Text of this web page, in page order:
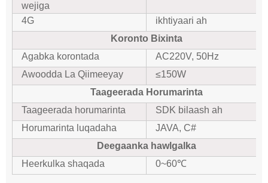
wejiga
4G
ikhtiyaari ah
Koronto Bixinta
Agabka korontada
AC220V, 50Hz
Awoodda La Qiimeeyay
≤150W
Taageerada Horumarinta
Taageerada horumarinta
SDK bilaash ah
Horumarinta luqadaha
JAVA, C#
Deegaanka hawlgalka
Heerkulka shaqada
0~60℃